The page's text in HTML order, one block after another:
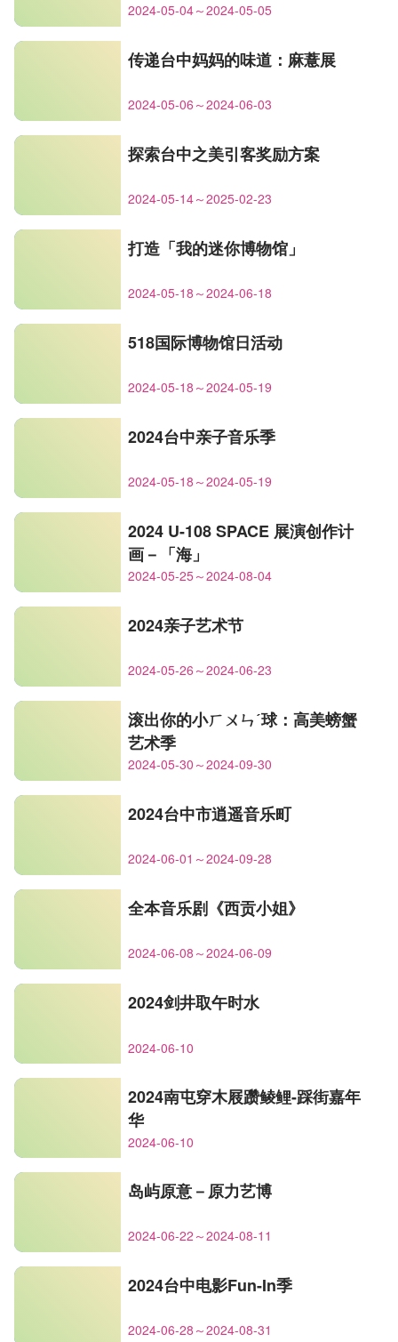
2024-05-04～2024-05-05
传递台中妈妈的味道：麻薏展
2024-05-06～2024-06-03
探索台中之美引客奖励方案
2024-05-14～2025-02-23
打造「我的迷你博物馆」
2024-05-18～2024-06-18
518国际博物馆日活动
2024-05-18～2024-05-19
2024台中亲子音乐季
2024-05-18～2024-05-19
2024 U-108 SPACE 展演创作计
画－「海」
2024-05-25～2024-08-04
2024亲子艺术节
2024-05-26～2024-06-23
滚出你的小ㄏㄨㄣˊ球：高美螃蟹
艺术季
2024-05-30～2024-09-30
2024台中市逍遥音乐町
2024-06-01～2024-09-28
全本音乐剧《西贡小姐》
2024-06-08～2024-06-09
2024剑井取午时水
2024-06-10
2024南屯穿木屐躜鲮鲤-踩街嘉年
华
2024-06-10
岛屿原意－原力艺博
2024-06-22～2024-08-11
2024台中电影Fun-In季
2024-06-28～2024-08-31